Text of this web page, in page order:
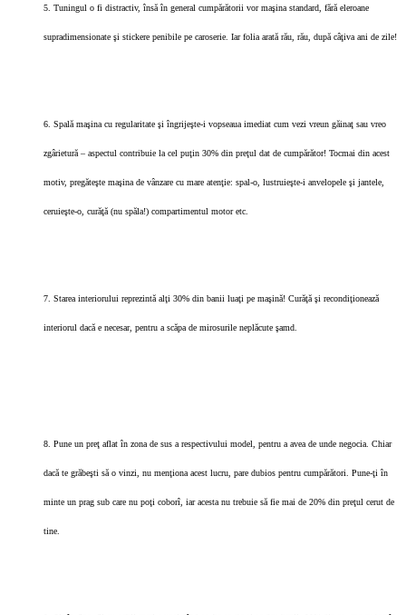
5. Tuningul o fi distractiv, însă în general cumpărătorii vor maşina standard, fără eleroane
supradimensionate şi stickere penibile pe caroserie. Iar folia arată rău, rău, după câţiva ani de zile!
6. Spală maşina cu regularitate şi îngrijeşte-i vopseaua imediat cum vezi vreun găinaţ sau vreo
zgârietură – aspectul contribuie la cel puţin 30% din preţul dat de cumpărător! Tocmai din acest
motiv, pregăteşte maşina de vânzare cu mare atenţie: spal-o, lustruieşte-i anvelopele şi jantele,
ceruieşte-o, curăţă (nu spăla!) compartimentul motor etc.
7. Starea interiorului reprezintă alţi 30% din banii luaţi pe maşină! Curăţă şi recondiţionează
interiorul dacă e necesar, pentru a scăpa de mirosurile neplăcute şamd.
8. Pune un preţ aflat în zona de sus a respectivului model, pentru a avea de unde negocia. Chiar
dacă te grăbeşti să o vinzi, nu menţiona acest lucru, pare dubios pentru cumpărători. Pune-ţi în
minte un prag sub care nu poţi coborî, iar acesta nu trebuie să fie mai de 20% din preţul cerut de
tine.